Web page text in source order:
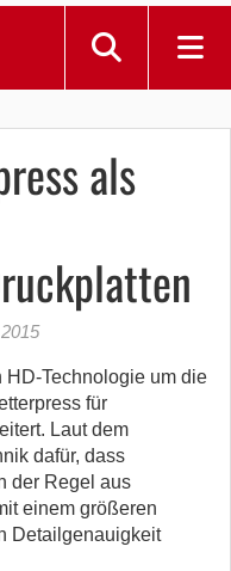
als
HD-Technologie um die
für
Laut dem
dafür, dass
der Regel aus
einem größeren
Detailgenauigkeit